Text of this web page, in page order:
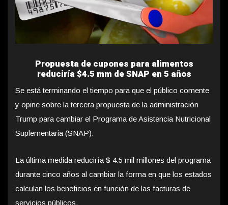
Propuesta de cupones para alimentos
reduciría $4.5 mm de SNAP en 5 años
Se está terminando el tiempo para que el público comente
y opine sobre la tercera propuesta de la administración
Trump para cambiar el Programa de Asistencia Nutricional
Suplementaria (SNAP).
La última medida reduciría $ 4.5 mil millones del programa
durante cinco años al cambiar la forma en que los estados
calculan los beneficios en función de las facturas de
servicios públicos.